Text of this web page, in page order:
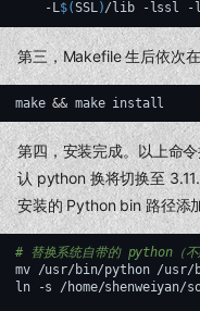
-L$(SSL)/lib -lssl
第三，Makefile 生后依次
make && make
第四，安装完成。以上命
认 python 换将切换至
安装的 Python bin 路径添
# 替换系统自带的 python（不
mv /usr/bin/python /usr/
ln
-s /home/